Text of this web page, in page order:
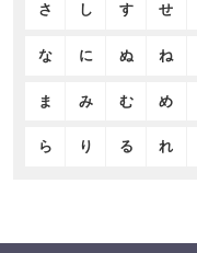
さ し す せ
な に ぬ ね
ま み む め
ら り る れ